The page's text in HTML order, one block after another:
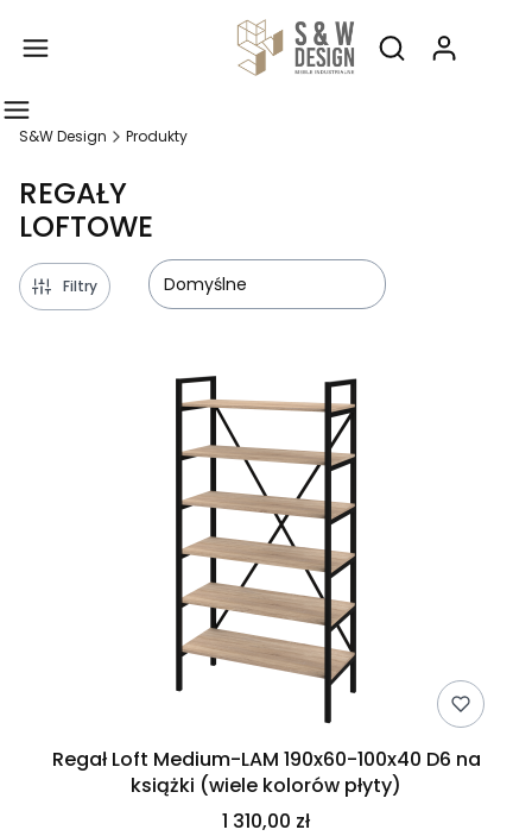
Otwórz
S&W Design Produkty
REGAŁY
LOFTOWE
Filtry Domyślne
Regał Loft Medium-LAM 190x60-100x40 D6 na
książki (wiele kolorów płyty)
1 310,00 zł